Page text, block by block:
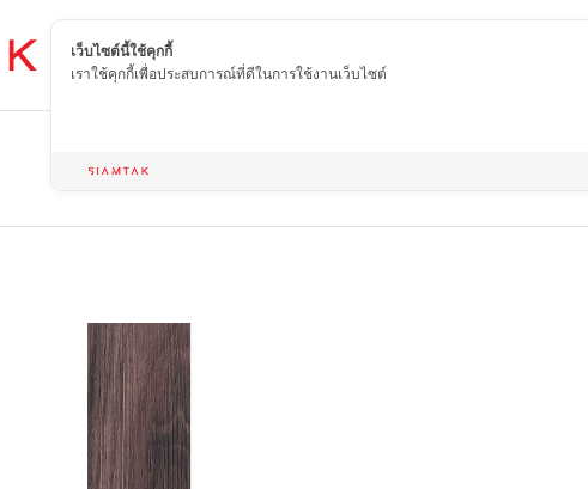
TH
เว็บไซต์นี้ใช้คุกกี้
เราใช้คุกกี้เพื่อประสบการณ์ที่ดีในการใช้งานเว็บไซต์